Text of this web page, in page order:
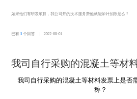
如果他们有研发项目，我公司开的技术服务费他就能加计扣除是么？
已有1 个回答 | 2022-08-01
我司自行采购的混凝土等材
注工程项目明称？
我司自行采购的混凝土等材料发票上是否
称？